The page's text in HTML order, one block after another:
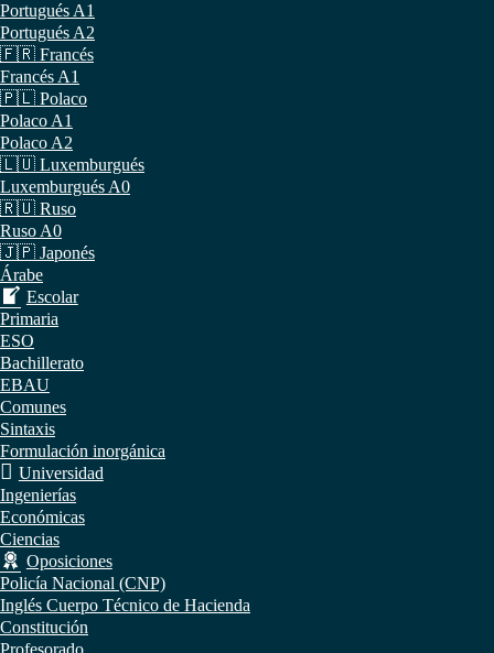
Portugués A1
Portugués A2
🇫🇷 Francés
Francés A1
🇵🇱 Polaco
Polaco A1
Polaco A2
🇱🇺 Luxemburgués
Luxemburgués A0
🇷🇺 Ruso
Ruso A0
🇯🇵 Japonés
Árabe
Escolar
Primaria
ESO
Bachillerato
EBAU
Comunes
Sintaxis
Formulación inorgánica
Universidad
Ingenierías
Económicas
Ciencias
Oposiciones
Policía Nacional (CNP)
Inglés Cuerpo Técnico de Hacienda
Constitución
Profesorado